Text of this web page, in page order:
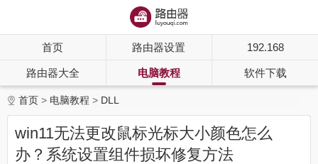
首页 路由器设置 192.168
路由器大全 电脑教程 软件下载
首页 电脑教程 DLL
win11无法更改鼠标光标大小颜色怎么
办？系统设置组件损坏修复方法